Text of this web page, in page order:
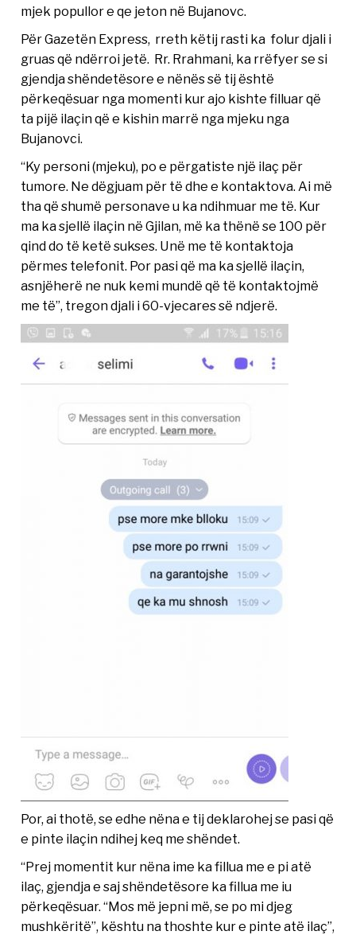
mjek popullor e qe jeton në Bujanovc.
Për Gazetën Express, rreth këtij rasti ka folur djali i
gruas që ndërroi jetë. Rr. Rrahmani, ka rrëfyer se si
gjendja shëndetësore e nënës së tij është
përkeqësuar nga momenti kur ajo kishte filluar që
ta pijë ilaçin që e kishin marrë nga mjeku nga
Bujanovci.
“Ky personi (mjeku), po e përgatiste një ilaç për
tumore. Ne dëgjuam për të dhe e kontaktova. Ai më
tha që shumë personave u ka ndihmuar me të. Kur
ma ka sjellë ilaçin në Gjilan, më ka thënë se 100 për
qind do të ketë sukses. Unë me të kontaktoja
përmes telefonit. Por pasi që ma ka sjellë ilaçin,
asnjëherë ne nuk kemi mundë që të kontaktojmë
me të”, tregon djali i 60-vjecares së ndjerë.
Por, ai thotë, se edhe nëna e tij deklarohej se pasi që
e pinte ilaçin ndihej keq me shëndet.
“Prej momentit kur nëna ime ka fillua me e pi atë
ilaç, gjendja e saj shëndetësore ka fillua me iu
përkeqësuar. “Mos më jepni më, se po mi djeg
mushkëritë”, kështu na thoshte kur e pinte atë ilaç”,